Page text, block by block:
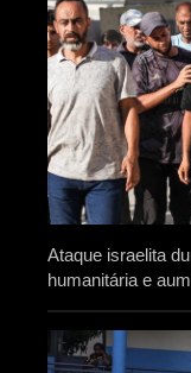
Ataque israelita
humanitária e